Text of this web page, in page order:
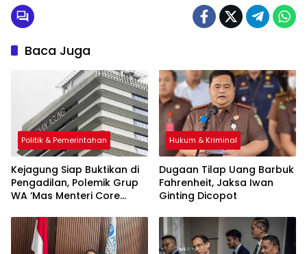
Baca Juga
Politik & Pemerintahan
Kejagung Siap Buktikan di
Pengadilan, Polemik Grup
WA ‘Mas Menteri Core
Hukum & Kriminal
Dugaan Tilap Uang Barbuk
Fahrenheit, Jaksa Iwan
Ginting Dicopot